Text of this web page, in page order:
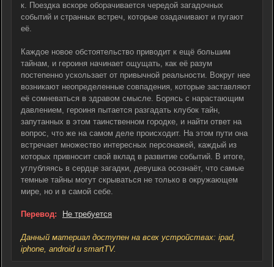
к. Поездка вскоре оборачивается чередой загадочных
событий и странных встреч, которые озадачивают и пугают
её.
Каждое новое обстоятельство приводит к ещё большим
тайнам, и героиня начинает ощущать, как её разум
постепенно ускользает от привычной реальности. Вокруг нее
возникают неопределенные совпадения, которые заставляют
её сомневаться в здравом смысле. Борясь с нарастающим
давлением, героиня пытается разгадать клубок тайн,
запутанных в этом таинственном городке, и найти ответ на
вопрос, что же на самом деле происходит. На этом пути она
встречает множество интересных персонажей, каждый из
которых привносит свой вклад в развитие событий. В итоге,
углубляясь в сердце загадки, девушка осознаёт, что самые
темные тайны могут скрываться не только в окружающем
мире, но и в самой себе.
Перевод: Не требуется
Данный материал доступен на всех устройствах: ipad,
iphone, android и smartTV.